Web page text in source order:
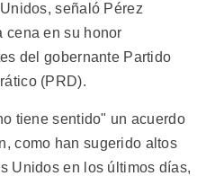
señaló Pérez
cena en su honor
del gobernante Partido
(PRD).
tiene sentido" un acuerdo
como han sugerido altos
Unidos en los últimos días,